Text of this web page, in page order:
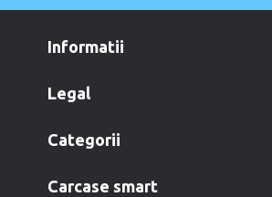
informatii
legal
categorii
carcase smart